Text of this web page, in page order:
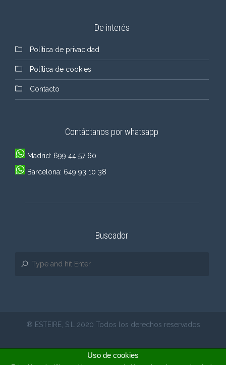
De interés
Política de privacidad
Política de cookies
Contacto
Contáctanos por whatsapp
Madrid: 699 44 57 60
Barcelona: 649 93 10 38
Buscador
® ESTEIRE, S.L 2020 Todos los derechos reservados
Uso de cookies